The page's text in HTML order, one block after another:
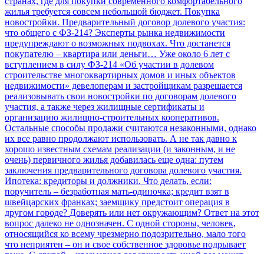
жилья требуется совсем небольшой бюджет. Покупка
новостройки. Предварительный договор долевого участия:
что общего с ФЗ-214? Эксперты рынка недвижимости
предупреждают о возможных подвохах. Что достанется
покупателю – квартира или деньги… Уже около 6 лет с
вступлением в силу ФЗ-214 «Об участии в долевом
строительстве многоквартирных домов и иных объектов
недвижимости» девелоперам и застройщикам разрешается
реализовывать свои новостройки по договорам долевого
участия, а также через жилищные сертификаты и
организацию жилищно-строительных кооперативов.
Остальные способы продажи считаются незаконными, однако
их все равно продолжают использовать. А не так давно к
хорошо известным схемам реализации (и законным, и не
очень) первичного жилья добавилась еще одна: путем
заключения предварительного договора долевого участия.
Ипотека: кредиторы и должники. Что делать, если:
поручитель – безработная мать-одиночка; кредит взят в
швейцарских франках; заемщику предстоит операция в
другом городе? Доверять или нет окружающим? Ответ на этот
вопрос далеко не однозначен. С одной стороны, человек,
относящийся ко всему чрезмерно подозрительно, мало того
что неприятен – он и свое собственное здоровье подрывает